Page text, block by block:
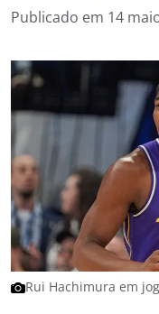
Publicado em 14
Rui Hachimura em